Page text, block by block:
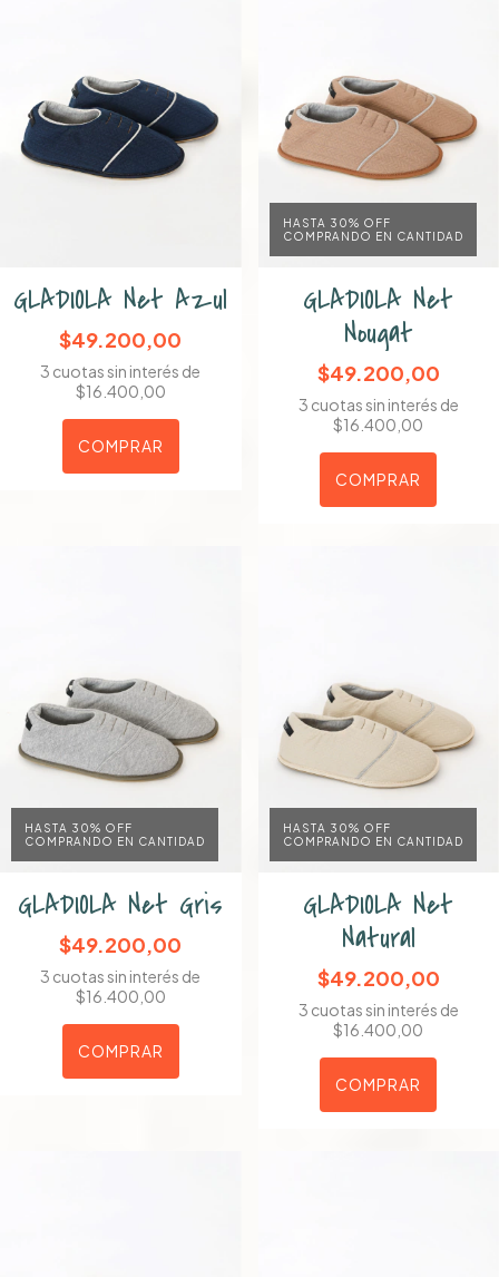
GLADIOLA Net Azul
$49.200,00
3 cuotas sin interés de
$16.400,00
COMPRAR
HASTA 30% OFF
COMPRANDO EN CANTIDAD
GLADIOLA Net
Nougat
$49.200,00
3 cuotas sin interés de
$16.400,00
COMPRAR
HASTA 30% OFF
COMPRANDO EN CANTIDAD
GLADIOLA Net Gris
$49.200,00
3 cuotas sin interés de
$16.400,00
COMPRAR
HASTA 30% OFF
COMPRANDO EN CANTIDAD
GLADIOLA Net
Natural
$49.200,00
3 cuotas sin interés de
$16.400,00
COMPRAR